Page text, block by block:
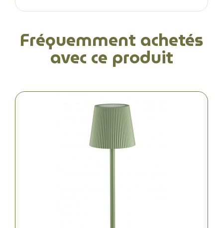
Fréquemment achetés
avec ce produit